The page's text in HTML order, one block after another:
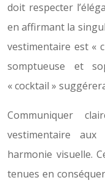
doit respecter
en affirmant la
vestimentaire est «
somptueuse et
« cocktail »
Communiquer
vestimentaire
harmonie visuelle.
tenues en